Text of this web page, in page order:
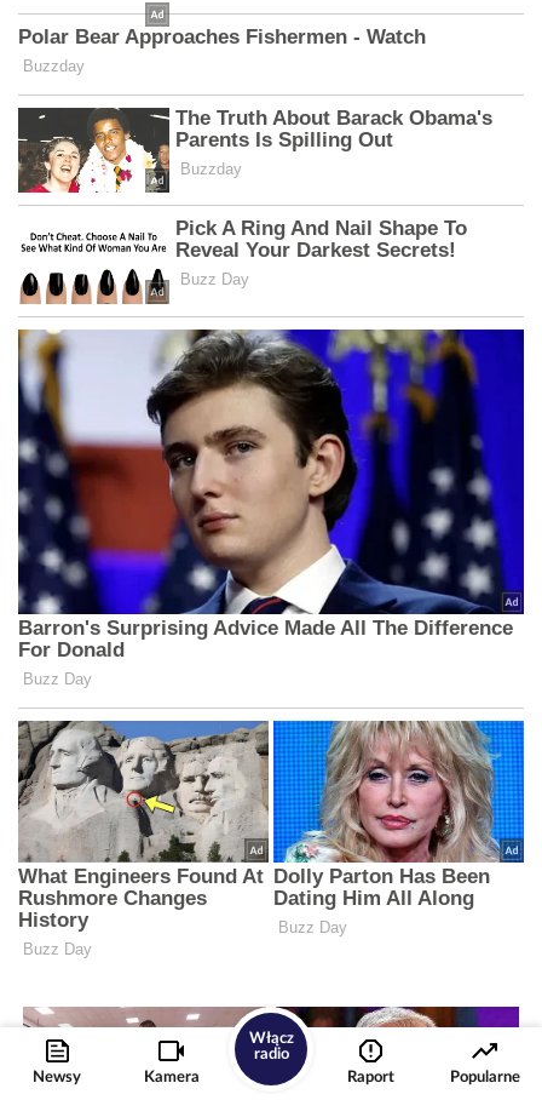
Newsy Kamera
Włącz
radio
Raport
Popularne